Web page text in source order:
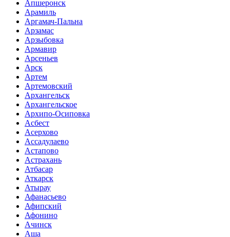
Апшеронск
Арамиль
Аргамач-Пальна
Арзамас
Арзыбовка
Армавир
Арсеньев
Арск
Артем
Артемовский
Архангельск
Архангельское
Архипо-Осиповка
Асбест
Асерхово
Ассадулаево
Астапово
Астрахань
Атбасар
Аткарск
Атырау
Афанасьево
Афипский
Афонино
Ачинск
Аша